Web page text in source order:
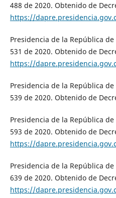
488 de 2020. Obtenido de
https://
Presidencia de la República
531 de 2020. Obtenido de
https://
Presidencia de la República
539 de 2020. Obtenido de
Presidencia de la República
593 de 2020. Obtenido de
https://
Presidencia de la República
639 de 2020. Obtenido de
https://